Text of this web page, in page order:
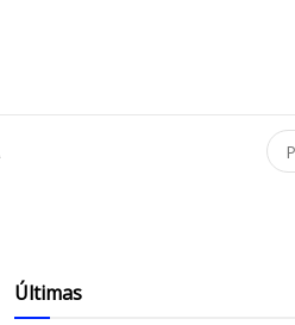
Últimas